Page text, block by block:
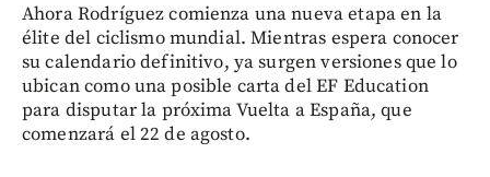
Ahora Rodríguez comienza una nueva etapa en la
élite del ciclismo mundial. Mientras espera conocer
su calendario definitivo, ya surgen versiones que lo
ubican como una posible carta del EF Education
para disputar la próxima Vuelta a España, que
comenzará el 22 de agosto.